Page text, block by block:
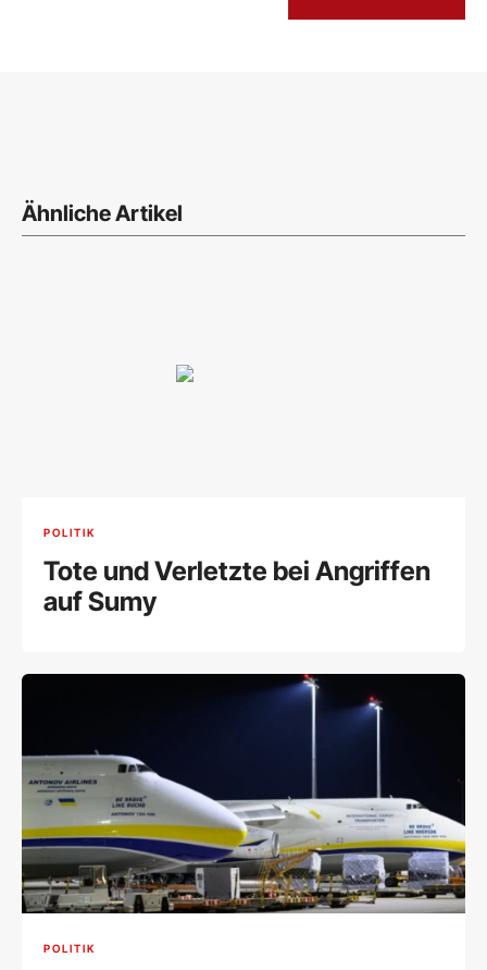
Ähnliche Artikel
POLITIK
Tote und Verletzte bei Angriffen
auf Sumy
POLITIK